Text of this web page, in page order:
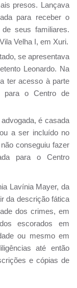
presos. Lançava
para receber o
seus familiares.
Velha I, em Xuri.
se apresentava
Leonardo. Na
ter acesso à parte
para o Centro de
é casada
a ser incluído no
conseguiu fazer
para o Centro
Lavínia Mayer, da
da descrição fática
dos crimes, em
escorados em
ou mesmo em
até então
e cópias de